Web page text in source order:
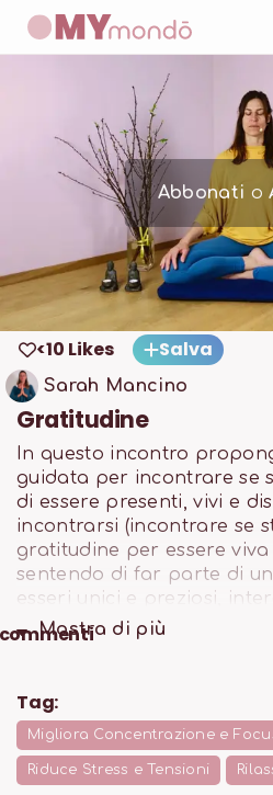
Abbonati o
<10 Likes Salva
Sarah Mancino
Gratitudine
In questo incontro
guidata per incontrare se
di essere presenti, vivi e
incontrarsi (incontrare se
gratitudine per essere
sentendo di far parte di
esseri unici e preziosi,
nutrono nello scambio
andare tutto cioè che
gratitudine e ricevo tutto il
gratitudine mi offre.
Mostra di più
Tag:
Migliora Concentrazione e
Riduce Stress e Tensioni